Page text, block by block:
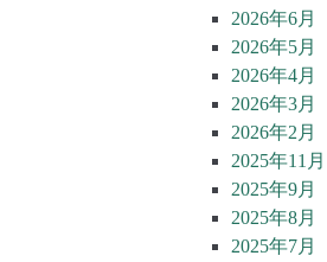
2026年6月
2026年5月
2026年4月
2026年3月
2026年2月
2025年11月
2025年9月
2025年8月
2025年7月